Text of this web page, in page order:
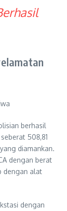
berhasil
508,81
diamankan.
dengan berat
dengan alat
dengan